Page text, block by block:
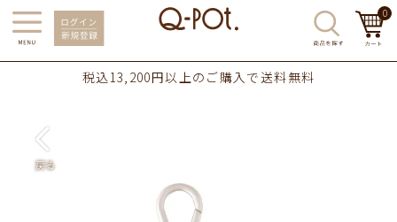
0
税込13,200円以上のご購入で送料無料